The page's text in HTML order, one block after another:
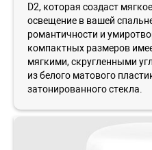
D2, которая создаст
освещение в вашей
романтичности и
компактных размеров
мягкими, скругленными
из белого матового
затонированного стекла.